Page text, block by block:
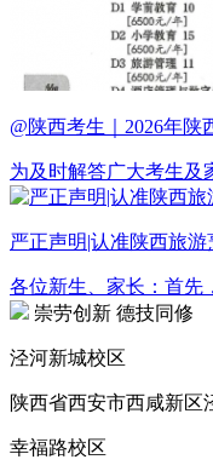
@陕西考生｜2026年
为及时解答广大考生及
严正声明|认准陕西旅
各位新生、家长：首先
崇劳创新 德技同修
泾河新城校区
陕西省西安市西咸新区
幸福路校区